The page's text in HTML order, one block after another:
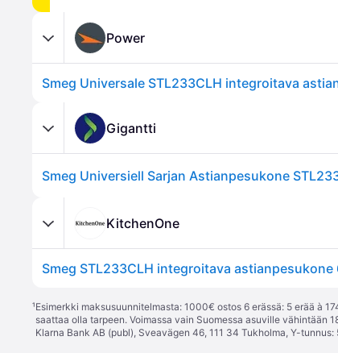
Power
Smeg Universale STL233CLH integroitava
Gigantti
KitchenOne
Smeg STL233CLH integroitava astianpesukone
¹Esimerkki maksusuunnitelmasta: 1000€ ostos 6 erässä: 5 erää à
saattaa olla tarpeen. Voimassa vain Suomessa asuville
Klarna Bank AB (publ), Sveavägen 46, 111 34 Tukholma, Y-